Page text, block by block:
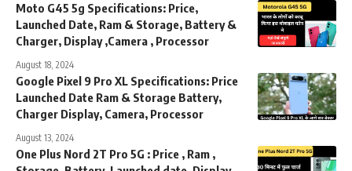
Moto G45 5g Specifications: Price,
Launched Date, Ram & Storage, Battery &
Charger, Display ,Camera , Processor
August 18, 2024
Google Pixel 9 Pro XL Specifications: Price
Launched Date Ram & Storage Battery,
Charger Display, Camera, Processor
August 13, 2024
One Plus Nord 2T Pro 5G : Price , Ram ,